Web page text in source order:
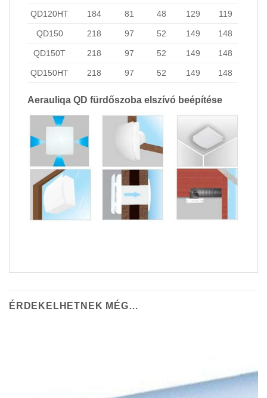
QD120HT 184 81 48 129 119
QD150 218 97 52 149 148
QD150T 218 97 52 149 148
QD150HT 218 97 52 149 148
Aerauliqa QD fürdőszoba elszívó beépítése
ÉRDEKELHETNEK MÉG…